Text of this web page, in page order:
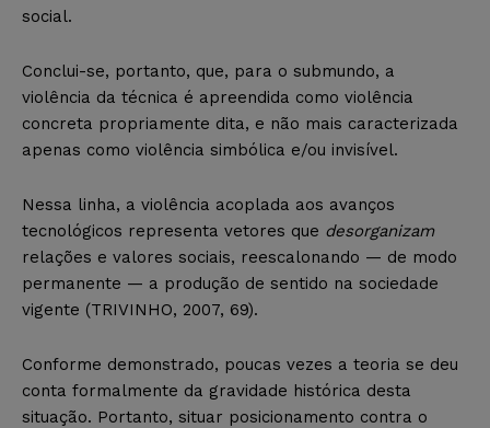
social.
Conclui-se, portanto, que, para o submundo, a
violência da técnica é apreendida como violência
concreta propriamente dita, e não mais caracterizada
apenas como violência simbólica e/ou invisível.
Nessa linha, a violência acoplada aos avanços
tecnológicos representa vetores que desorganizam
relações e valores sociais, reescalonando — de modo
permanente — a produção de sentido na sociedade
vigente (TRIVINHO, 2007, 69).
Conforme demonstrado, poucas vezes a teoria se deu
conta formalmente da gravidade histórica desta
situação. Portanto, situar posicionamento contra o